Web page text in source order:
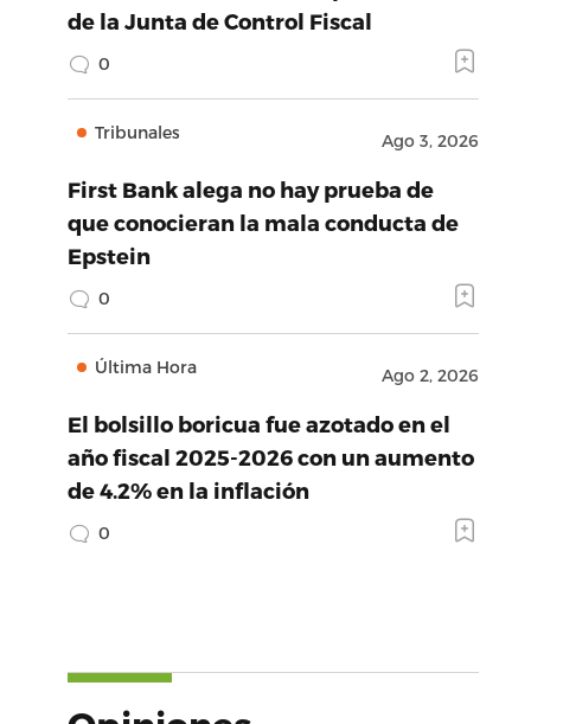
de la Junta de Control Fiscal
0
Tribunales Ago 3, 2026
First Bank alega no hay prueba de
que conocieran la mala conducta de
Epstein
0
Última Hora Ago 2, 2026
El bolsillo boricua fue azotado en el
año fiscal 2025-2026 con un aumento
de 4.2% en la inflación
0